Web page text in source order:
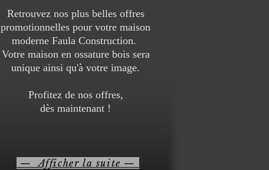
Retrouvez nos plus belles offres
promotionnelles pour votre maison
moderne Faula Construction.
Votre maison en ossature bois sera
unique ainsi qu'à votre image.
Profitez de nos offres,
dès maintenant !
— Afficher la suite —